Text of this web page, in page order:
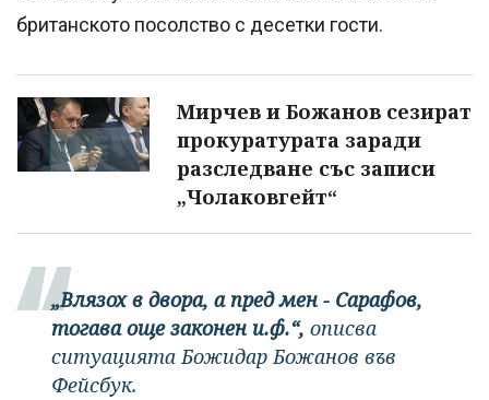
британското посолство с десетки гости.
Мирчев и Божанов сезират
прокуратурата заради
разследване със записи
„Чолаковгейт“
„Влязох в двора, а пред мен - Сарафов,
тогава още законен и.ф.“, описва
ситуацията Божидар Божанов във
Фейсбук.